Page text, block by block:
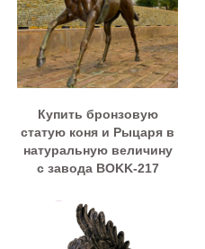
Купить бронзовую
статую коня и Рыцаря в
натуральную величину
с завода BOKK-217